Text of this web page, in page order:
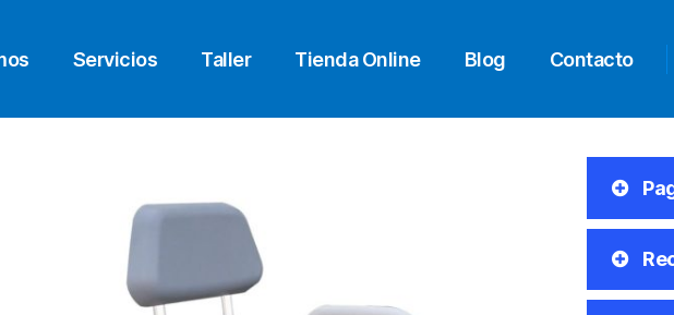
Servicios Taller Tienda Online Blog Contacto